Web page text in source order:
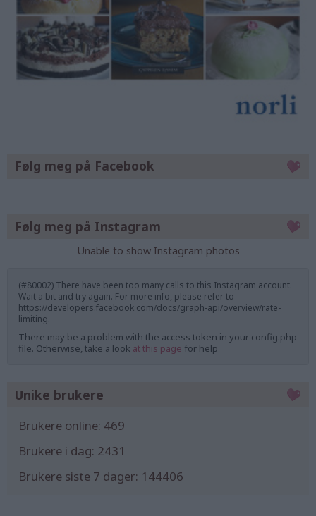
Følg meg på Facebook
Følg meg på Instagram
Unable to show Instagram photos
(#80002) There have been too many calls to this Instagram account.
Wait a bit and try again. For more info, please refer to
https://developers.facebook.com/docs/graph-api/overview/rate-
limiting.
There may be a problem with the access token in your config.php
file. Otherwise, take a look at this page for help
Unike brukere
Brukere online: 469
Brukere i dag: 2431
Brukere siste 7 dager: 144406